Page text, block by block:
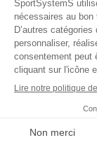
les vitres.
3S
d’entretien